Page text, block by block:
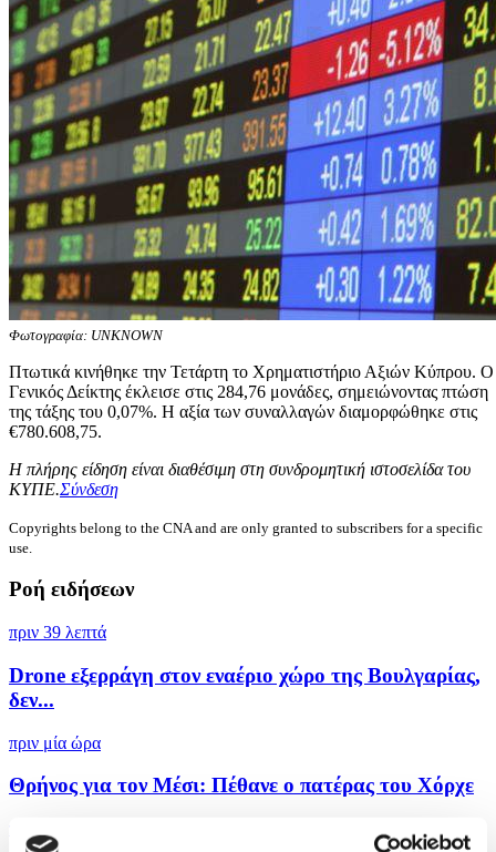
Φωτογραφία: UNKNOWN
Πτωτικά κινήθηκε την Τετάρτη το Χρηματιστήριο Αξιών Κύπρου. Ο
Γενικός Δείκτης έκλεισε στις 284,76 μονάδες, σημειώνοντας πτώση
της τάξης του 0,07%. Η αξία των συναλλαγών διαμορφώθηκε στις
€780.608,75.
Η πλήρης είδηση είναι διαθέσιμη στη συνδρομητική ιστοσελίδα του
ΚΥΠΕ.Σύνδεση
Copyrights belong to the CNA and are only granted to subscribers for a specific
use.
Ροή ειδήσεων
πριν 39 λεπτά
Drone εξερράγη στον εναέριο χώρο της Βουλγαρίας,
δεν...
πριν μία ώρα
Θρήνος για τον Μέσι: Πέθανε ο πατέρας του Χόρχε